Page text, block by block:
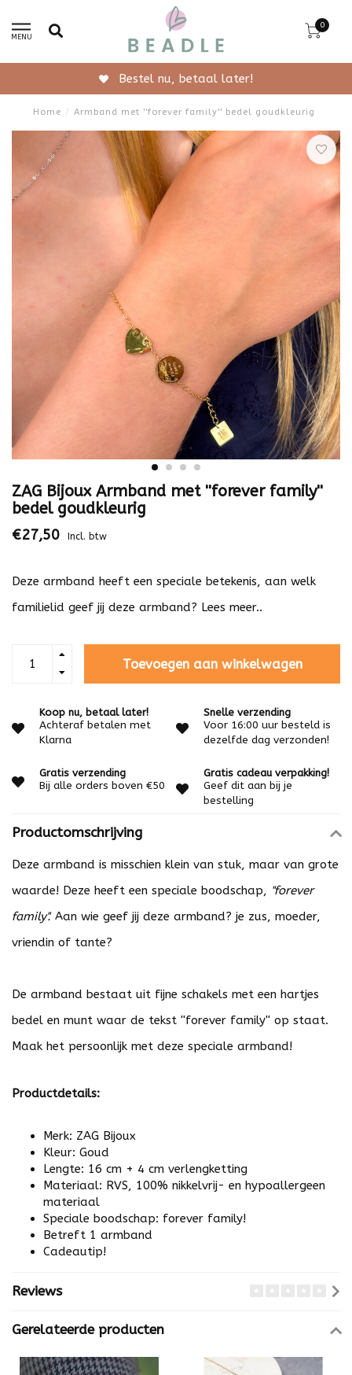
MENU
0
Gratis verzending vanaf 50,-
Home / Armband met ''forever family'' bedel goudkleurig
ZAG Bijoux Armband met ''forever family''
bedel goudkleurig
€27,50 Incl. btw
Deze armband heeft een speciale betekenis, aan welk
familielid geef jij deze armband? Lees meer..
Toevoegen aan winkelwagen
Koop nu, betaal later!
Achteraf betalen met
Klarna
Snelle verzending
Voor 16:00 uur besteld is
dezelfde dag verzonden!
Gratis verzending
Bij alle orders boven €50
Gratis cadeau verpakking!
Geef dit aan bij je
bestelling
Productomschrijving
Deze armband is misschien klein van stuk, maar van grote
waarde! Deze heeft een speciale boodschap, ''forever
family''.Aan wie geef jij deze armband? je zus, moeder,
vriendin of tante?
De armband bestaat uit fijne schakels met een hartjes
bedel en munt waar de tekst ''forever family'' op staat.
Maak het persoonlijk met deze speciale armband!
Productdetails:
Merk: ZAG Bijoux
Kleur: Goud
Lengte: 16 cm + 4 cm verlengketting
Materiaal: RVS, 100% nikkelvrij- en hypoallergeen
materiaal
Speciale boodschap: forever family!
Betreft 1 armband
Cadeautip!
Reviews
Gerelateerde producten